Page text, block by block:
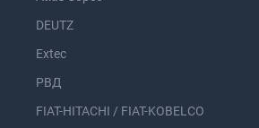
DEUTZ
Extec
РВД
FIAT-HITACHI / FIAT-KOBELCO